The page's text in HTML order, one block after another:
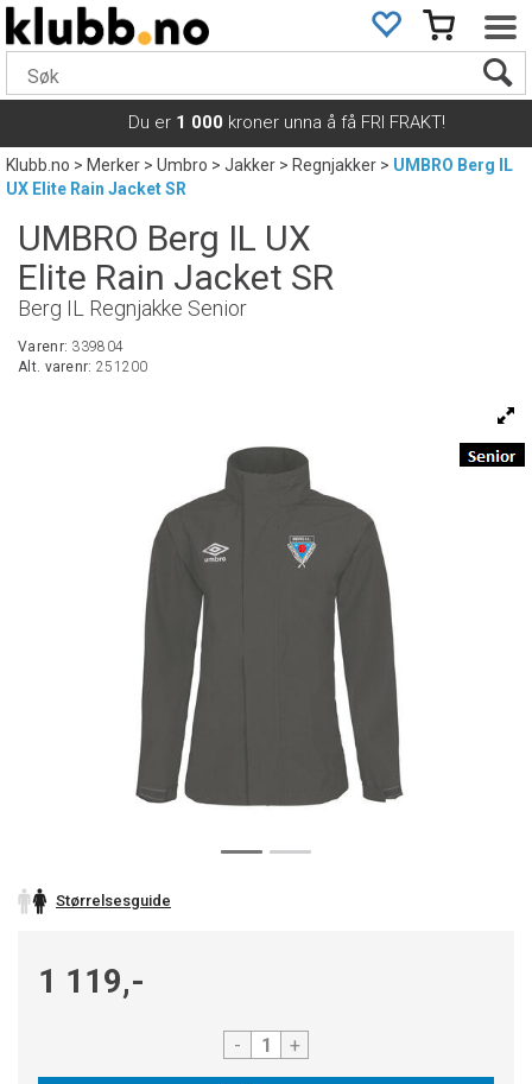
Du er 1 000 kroner unna å få FRI FRAKT!
Klubb.no>Merker>Umbro>Jakker>Regnjakker>UMBRO Berg IL
UX Elite Rain Jacket SR
UMBRO Berg IL UX
Elite Rain Jacket SR
Berg IL Regnjakke Senior
Varenr: 339804
Alt. varenr: 251200
Størrelsesguide
1 119,-
- +